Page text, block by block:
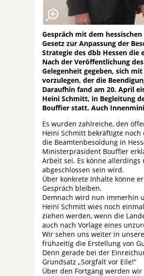
Gespräch mit dem
Gesetz zur Anpassung der
Strategie des dbb Hessen die
Nach der Veröffentlichung
Gelegenheit gegeben, sich
vorzulegen, der die
Daraufhin fand am 20. April
Heini Schmitt, in Begleitung
Bouffier statt. Auch
Es wurden zahlreiche, den
Heini Schmitt bekräftigte
die Beamtenbesoldung in
Ministerpräsident Bouffier
Arbeit sei. Es könne
abgeschlossen sein wird.
Über konkrete Inhalte könne
Gespräch bleiben.
Demnach wird nun immerhin
Heini Schmitt wies noch
ziehen werden, wenn die
auch nach Vorlage eines
Wir sehen uns weiter in
frühzeitig die Erstellung von
Denn gerade bei der
Grundsatz „Sorgfalt vor Eile!“
Über den Fortgang werden